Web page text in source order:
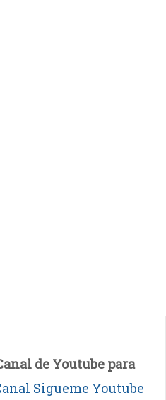
de Youtube para